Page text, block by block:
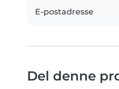
E-postadresse
Del denne